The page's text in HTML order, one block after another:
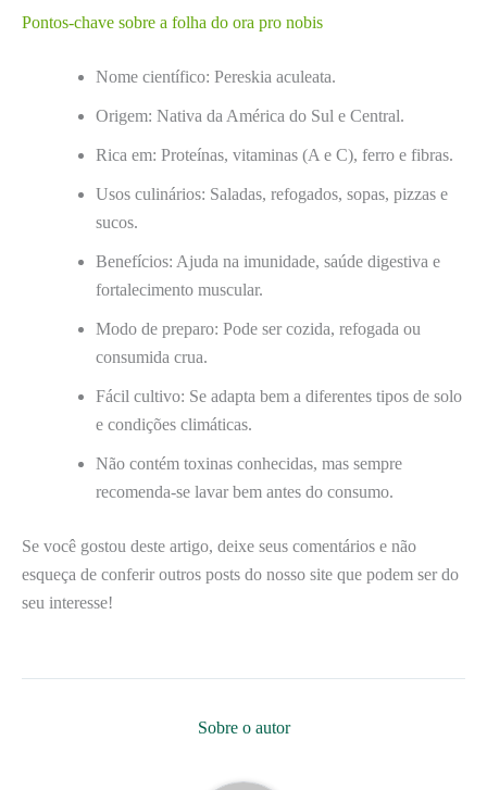
Pontos-chave sobre a folha do ora pro nobis
Nome científico: Pereskia aculeata.
Origem: Nativa da América do Sul e Central.
Rica em: Proteínas, vitaminas (A e C), ferro e fibras.
Usos culinários: Saladas, refogados, sopas, pizzas e
sucos.
Benefícios: Ajuda na imunidade, saúde digestiva e
fortalecimento muscular.
Modo de preparo: Pode ser cozida, refogada ou
consumida crua.
Fácil cultivo: Se adapta bem a diferentes tipos de solo
e condições climáticas.
Não contém toxinas conhecidas, mas sempre
recomenda-se lavar bem antes do consumo.
Se você gostou deste artigo, deixe seus comentários e não
esqueça de conferir outros posts do nosso site que podem ser do
seu interesse!
Sobre o autor